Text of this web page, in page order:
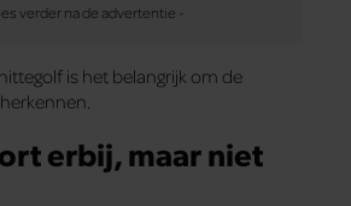
is het belangrijk om de
erbij, maar niet